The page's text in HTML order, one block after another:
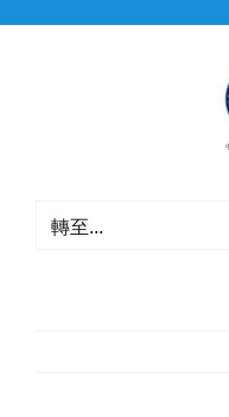
轉至...